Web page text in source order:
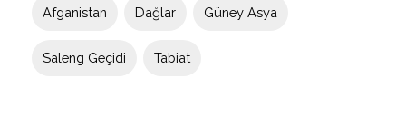
Afganistan Dağlar Güney Asya
Saleng Geçidi Tabiat